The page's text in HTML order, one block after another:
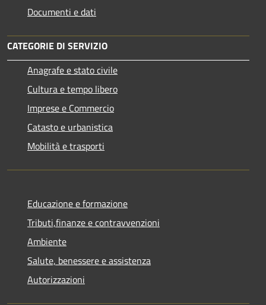
Documenti e dati
CATEGORIE DI SERVIZIO
Anagrafe e stato civile
Cultura e tempo libero
Imprese e Commercio
Catasto e urbanistica
Mobilità e trasporti
Educazione e formazione
Tributi,finanze e contravvenzioni
Ambiente
Salute, benessere e assistenza
Autorizzazioni